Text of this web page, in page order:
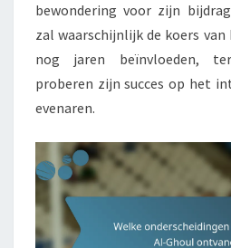
bewondering voor zijn
zal waarschijnlijk de koers
nog jaren beïnvloeden,
proberen zijn succes op het
evenaren.